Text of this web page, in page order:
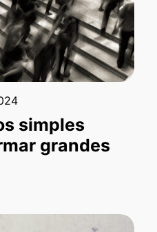
simples
grandes